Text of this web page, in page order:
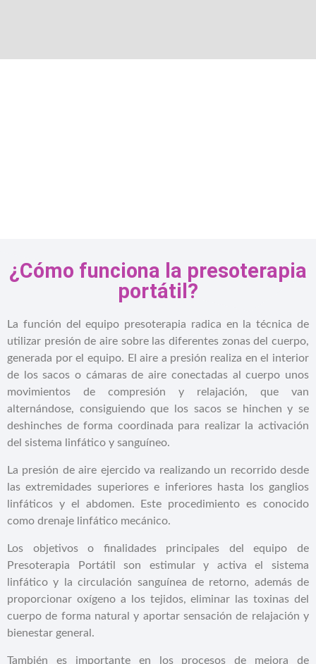
¿Cómo funciona la presoterapia
portátil?
La función del equipo presoterapia radica en la técnica de
utilizar presión de aire sobre las diferentes zonas del cuerpo,
generada por el equipo. El aire a presión realiza en el interior
de los sacos o cámaras de aire conectadas al cuerpo unos
movimientos de compresión y relajación, que van
alternándose, consiguiendo que los sacos se hinchen y se
deshinches de forma coordinada para realizar la activación
del sistema linfático y sanguíneo.
La presión de aire ejercido va realizando un recorrido desde
las extremidades superiores e inferiores hasta los ganglios
linfáticos y el abdomen. Este procedimiento es conocido
como drenaje linfático mecánico.
Los objetivos o finalidades principales del equipo de
Presoterapia Portátil son estimular y activa el sistema
linfático y la circulación sanguínea de retorno, además de
proporcionar oxígeno a los tejidos, eliminar las toxinas del
cuerpo de forma natural y aportar sensación de relajación y
bienestar general.
También es importante en los procesos de mejora de